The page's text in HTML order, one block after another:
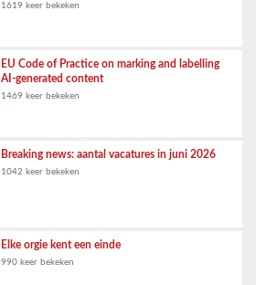
1619 keer bekeken
EU Code of Practice on marking and labelling
AI-generated content
1469 keer bekeken
Breaking news: aantal vacatures in juni 2026
1042 keer bekeken
Elke orgie kent een einde
990 keer bekeken